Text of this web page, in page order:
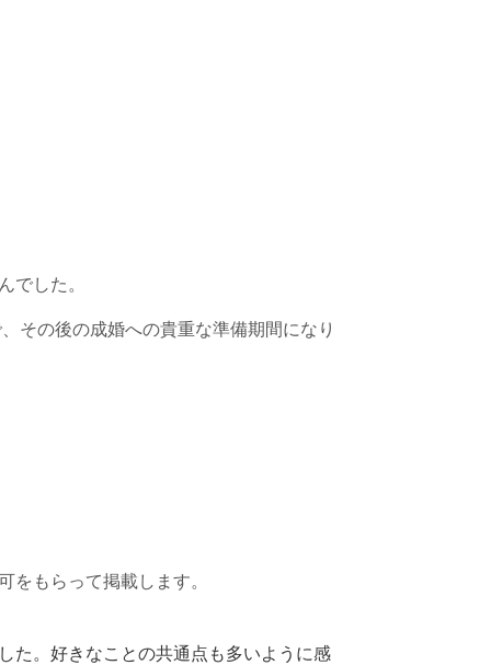
でした。
その後の成婚への貴重な準備期間になり
をもらって掲載します。
た。好きなことの共通点も多いように感